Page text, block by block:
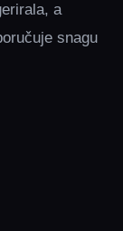
a
snagu